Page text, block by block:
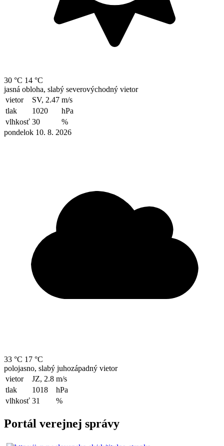
30 °C 14 °C
jasná obloha, slabý severovýchodný vietor
vietor
SV, 2.47 m/s
tlak
1020
hPa
vlhkosť 30
%
pondelok 10. 8. 2026
33 °C 17 °C
polojasno, slabý juhozápadný vietor
vietor
JZ, 2.8 m/s
tlak
1018
hPa
vlhkosť 31 %
Portál verejnej správy